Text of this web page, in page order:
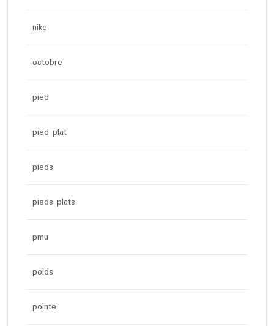
nike
octobre
pied
pied plat
pieds
pieds plats
pmu
poids
pointe